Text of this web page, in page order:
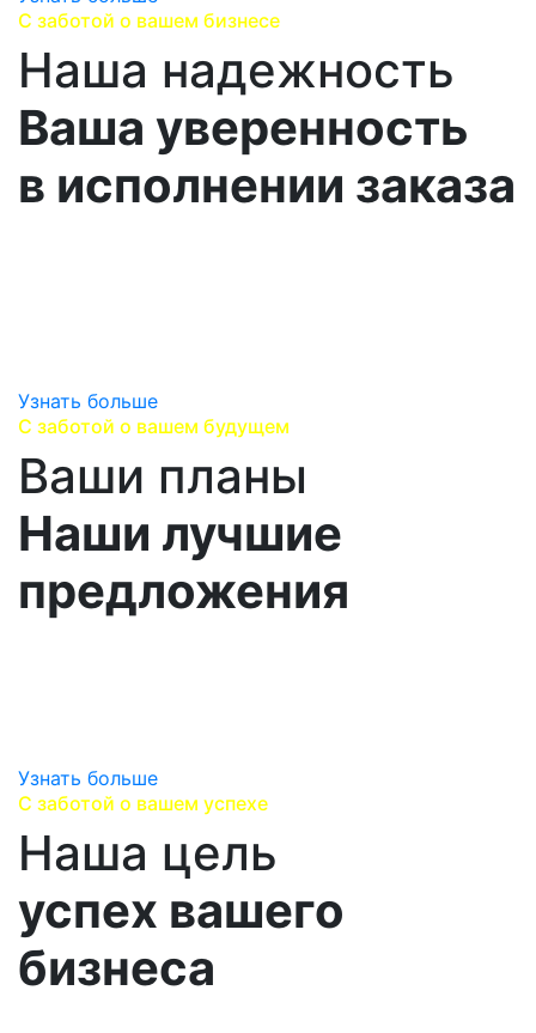
С заботой о вашем бизнесе
Наша надежность
Ваша уверенность
в исполнении заказа
Узнать больше
С заботой о вашем будущем
Ваши планы
Наши лучшие
предложения
Узнать больше
С заботой о вашем успехе
Наша цель
успех вашего
бизнеса